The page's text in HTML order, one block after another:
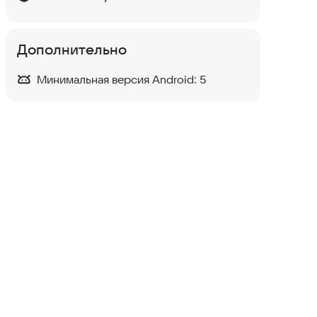
Дополнительно
Минимальная версия Android: 5